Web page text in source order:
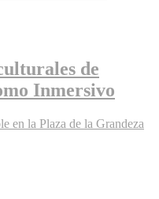
de
Inmersivo
en la Plaza de la Grandeza